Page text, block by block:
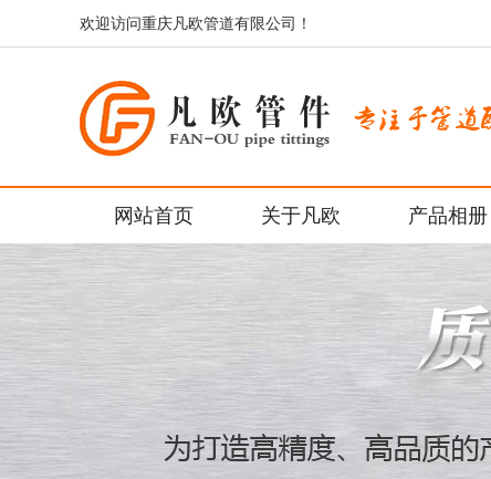
欢迎访问重庆凡欧管道有限公司！
网站首页 关于凡欧 产品相册